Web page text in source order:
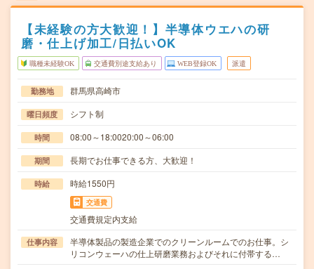
【未経験の方大歓迎！】半導体ウエハの研
磨・仕上げ加工/日払いOK
職種未経験OK 交通費別途支給あり WEB登録OK 派遣
勤務地 群馬県高崎市
曜日頻度 シフト制
時間 08:00～18:0020:00～06:00
期間 長期でお仕事できる方、大歓迎！
時給 時給1550円
交通費
交通費規定内支給
仕事内容
半導体製品の製造企業でのクリーンルームでのお仕事。シ
リコンウェーハの仕上研磨業務およびそれに付帯する…